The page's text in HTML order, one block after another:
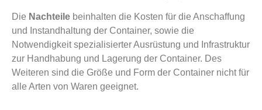
Die Nachteile beinhalten die Kosten für die Anschaffung
und Instandhaltung der Container, sowie die
Notwendigkeit spezialisierter Ausrüstung und Infrastruktur
zur Handhabung und Lagerung der Container. Des
Weiteren sind die Größe und Form der Container nicht für
alle Arten von Waren geeignet.